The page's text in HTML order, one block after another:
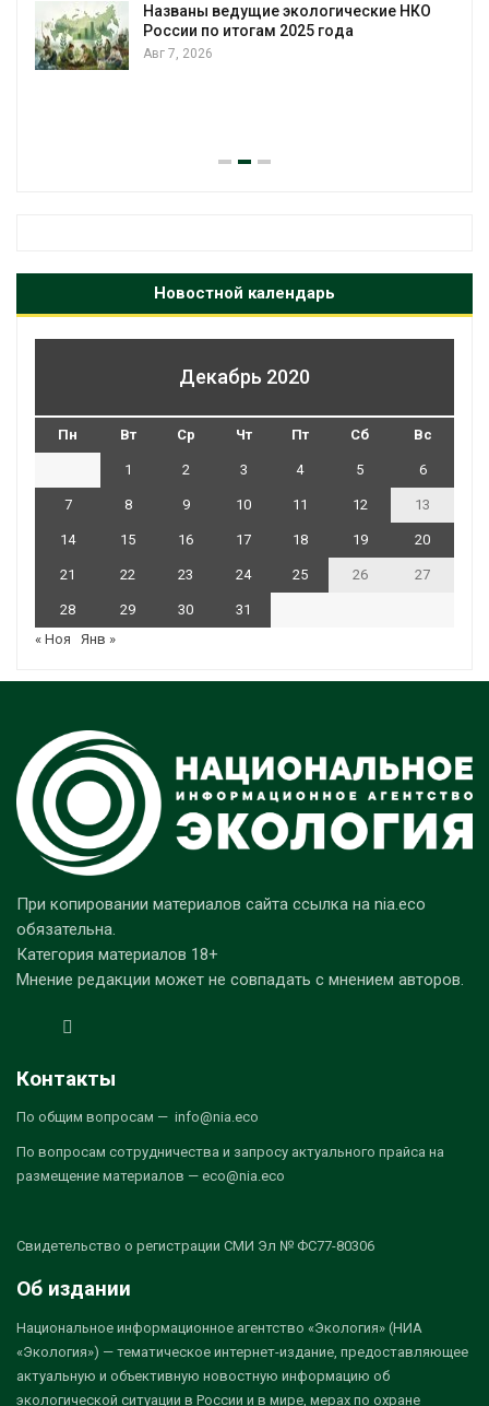
Названы ведущие экологические НКО
России по итогам 2025 года
Авг 7, 2026
Новостной календарь
Декабрь 2020
Пн Вт Ср Чт Пт Сб Вс
1 2 3 4 5 6
7 8 9 10 11 12 13
14 15 16 17 18 19 20
21 22 23 24 25 26 27
28 29 30
31
« Ноя
Янв »
При копировании материалов сайта ссылка на nia.eco
обязательна.
Категория материалов 18+
Мнение редакции может не совпадать с мнением авторов.
Контакты
По общим вопросам — info@nia.eco
По вопросам сотрудничества и запросу актуального прайса на
размещение материалов — eco@nia.eco
Свидетельство о регистрации СМИ Эл № ФС77-80306
Об издании
Национальное информационное агентство «Экология» (НИА
«Экология») — тематическое интернет-издание, предоставляющее
актуальную и объективную новостную информацию об
экологической ситуации в России и в мире, мерах по охране